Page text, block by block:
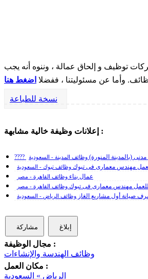
توظيف و إلحاق عمالة ، وننوه أنه يجب
وأما عن مسئوليتنا ، ففضلا اضغط هنا
نسخة للطباعة
إعلانات وظيفة خالية مشابهة :
مدنى (بالمدينة المنورة) وظائف المدينة - السعودية
مهندس معمارى فى تبوك وظائف تبوك - السعودية
عمال بناء وظائف القاهرة - مصر
مهندس معمارى فى تبوك وظائف القاهرة - مصر
صيانة أول مشاريع الغاز وظائف الرياض - السعودية
مشاركة إبلاغ
مجال الوظيفة :
وظائف الهندسة والإنشاءات
مكان العمل :
الرياض » السعودية